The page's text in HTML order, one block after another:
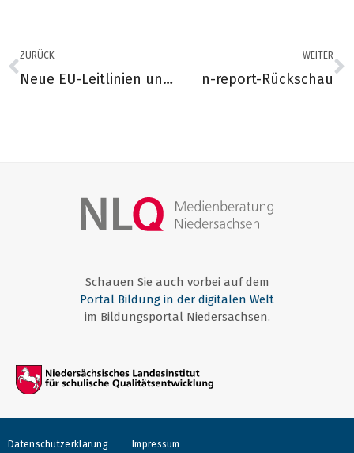
ZURÜCK
Neue EU-Leitlinien und Altersverifikations-App vorgestellt
WEITER
n-report-Rückschau
Schauen Sie auch vorbei auf dem
Portal Bildung in der digitalen Welt
im Bildungsportal Niedersachsen.
Datenschutzerklärung Impressum